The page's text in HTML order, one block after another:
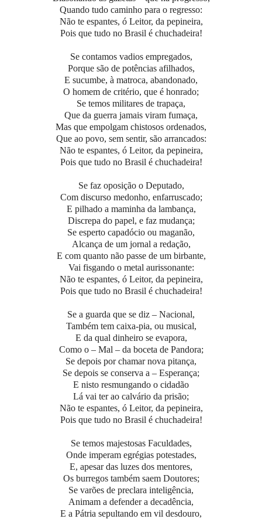
Quando tudo caminho para o regresso:
Não te espantes, ó Leitor, da pepineira,
Pois que tudo no Brasil é chuchadeira!
Se contamos vadios empregados,
Porque são de potências afilhados,
E sucumbe, à matroca, abandonado,
O homem de critério, que é honrado;
Se temos militares de trapaça,
Que da guerra jamais viram fumaça,
Mas que empolgam chistosos ordenados,
Que ao povo, sem sentir, são arrancados:
Não te espantes, ó Leitor, da pepineira,
Pois que tudo no Brasil é chuchadeira!
Se faz oposição o Deputado,
Com discurso medonho, enfarruscado;
E pilhado a maminha da lambança,
Discrepa do papel, e faz mudança;
Se esperto capadócio ou maganão,
Alcança de um jornal a redação,
E com quanto não passe de um birbante,
Vai fisgando o metal aurissonante:
Não te espantes, ó Leitor, da pepineira,
Pois que tudo no Brasil é chuchadeira!
Se a guarda que se diz – Nacional,
Também tem caixa-pia, ou musical,
E da qual dinheiro se evapora,
Como o – Mal – da boceta de Pandora;
Se depois por chamar nova pitança,
Se depois se conserva a – Esperança;
E nisto resmungando o cidadão
Lá vai ter ao calvário da prisão;
Não te espantes, ó Leitor, da pepineira,
Pois que tudo no Brasil é chuchadeira!
Se temos majestosas Faculdades,
Onde imperam egrégias potestades,
E, apesar das luzes dos mentores,
Os burregos também saem Doutores;
Se varões de preclara inteligência,
Animam a defender a decadência,
E a Pátria sepultando em vil desdouro,